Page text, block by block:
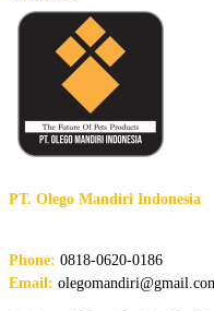
PT. Olego Mandiri Indonesia
Phone: 0818-0620-0186
Email: